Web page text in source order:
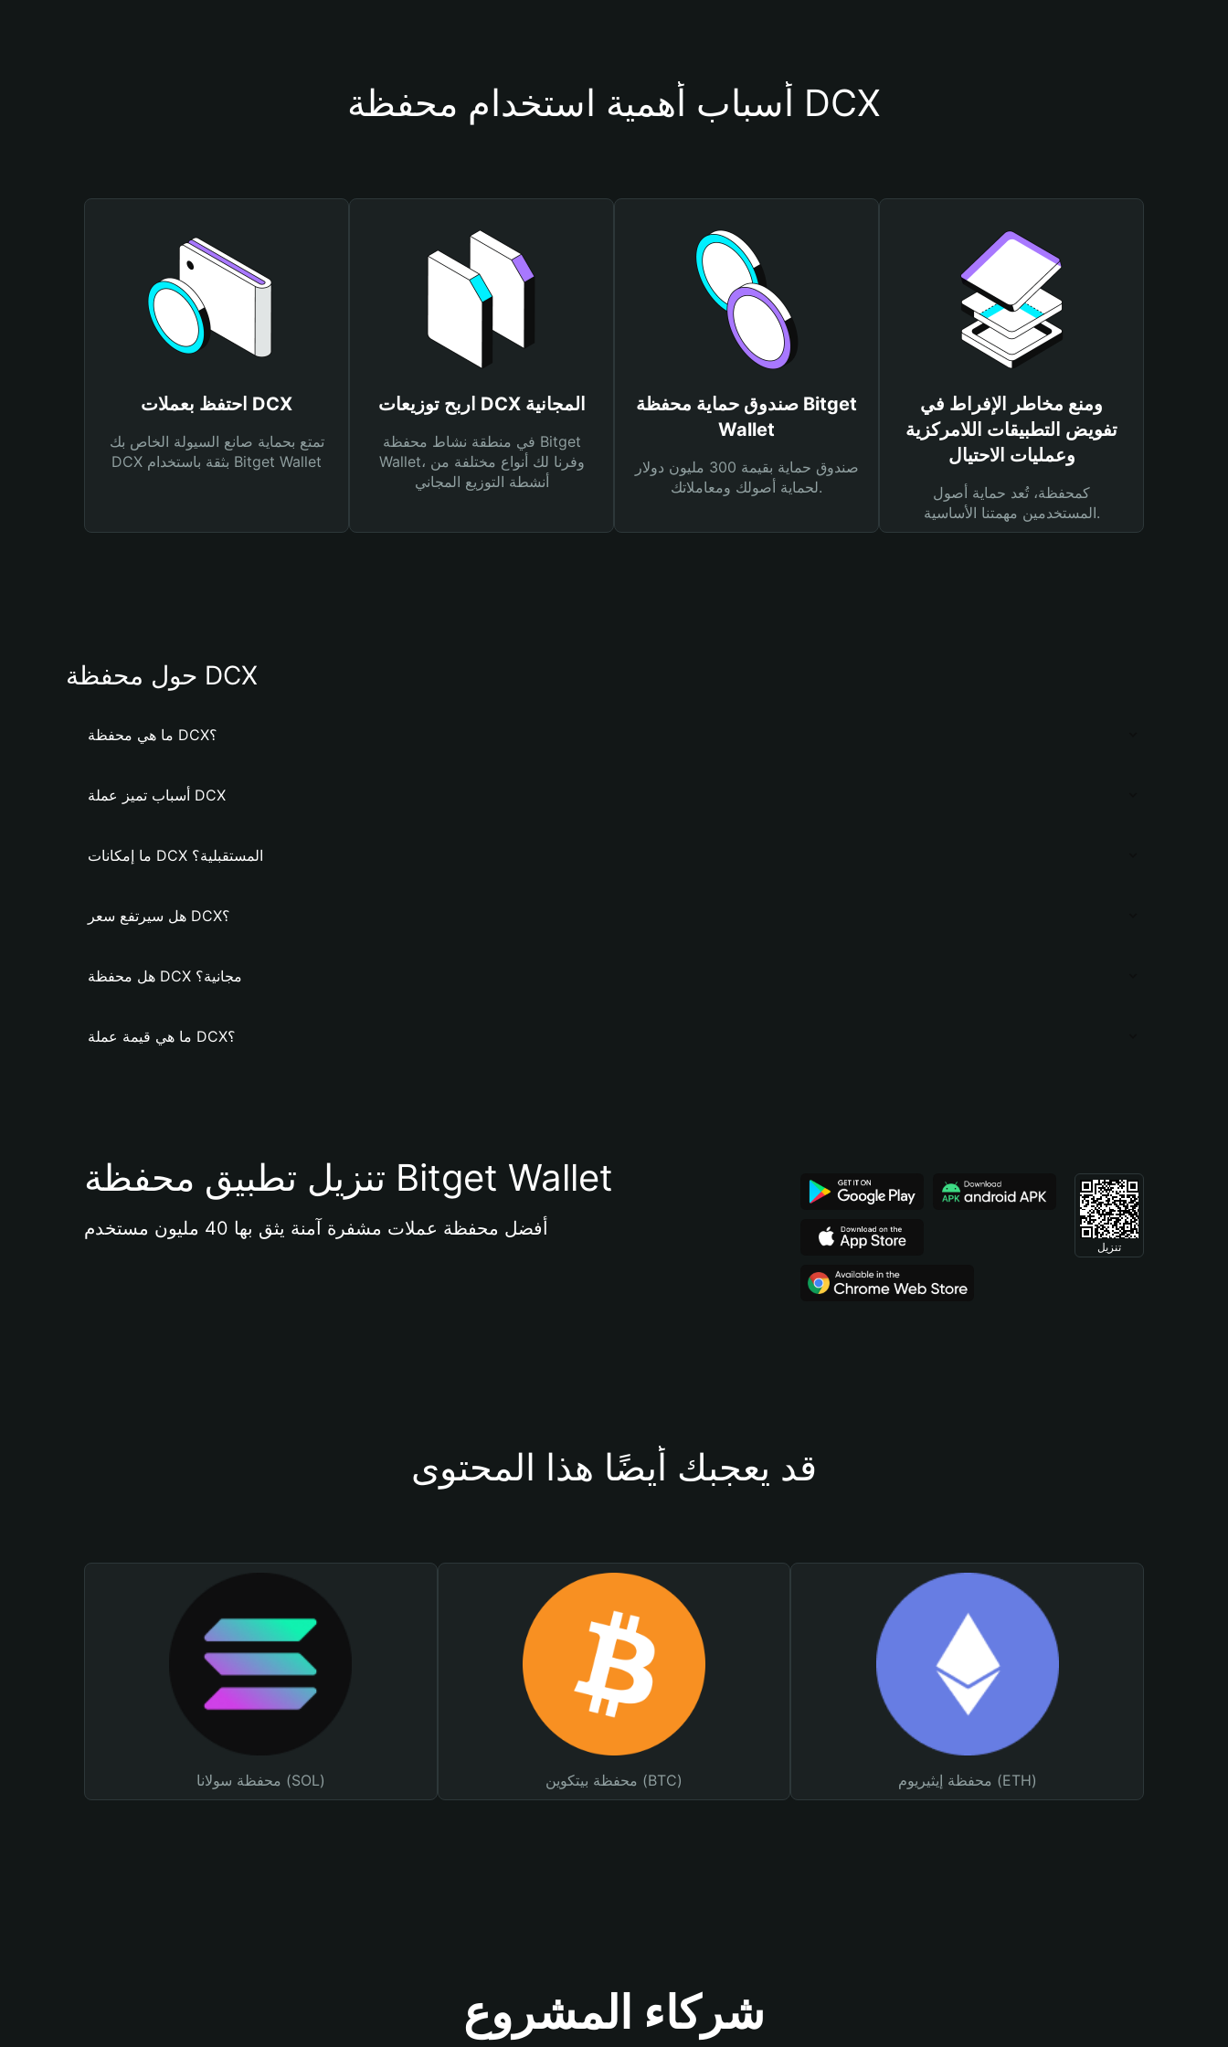
أسباب أهمية استخدام محفظة DCX
احتفظ بعملات DCX
تمتع بحماية صانع السيولة الخاص بك
DCX بثقة باستخدام Bitget Wallet
اربح توزيعات DCX المجانية
في منطقة نشاط محفظة Bitget
Wallet، وفرنا لك أنواع مختلفة من
أنشطة التوزيع المجاني
صندوق حماية محفظة Bitget
Wallet
صندوق حماية بقيمة 300 مليون دولار
لحماية أصولك ومعاملاتك.
ومنع مخاطر الإفراط في
تفويض التطبيقات اللامركزية
وعمليات الاحتيال
كمحفظة، تُعد حماية أصول
المستخدمين مهمتنا الأساسية.
حول محفظة DCX
ما هي محفظة DCX؟
أسباب تميز عملة DCX
ما إمكانات DCX المستقبلية؟
هل سيرتفع سعر DCX؟
هل محفظة DCX مجانية؟
ما هي قيمة عملة DCX؟
تنزيل تطبيق محفظة Bitget Wallet
أفضل محفظة عملات مشفرة آمنة يثق بها 40 مليون مستخدم
تنزيل
قد يعجبك أيضًا هذا المحتوى
محفظة سولانا (SOL) محفظة بيتكوين (BTC) محفظة إيثيريوم (ETH)
شركاء المشروع